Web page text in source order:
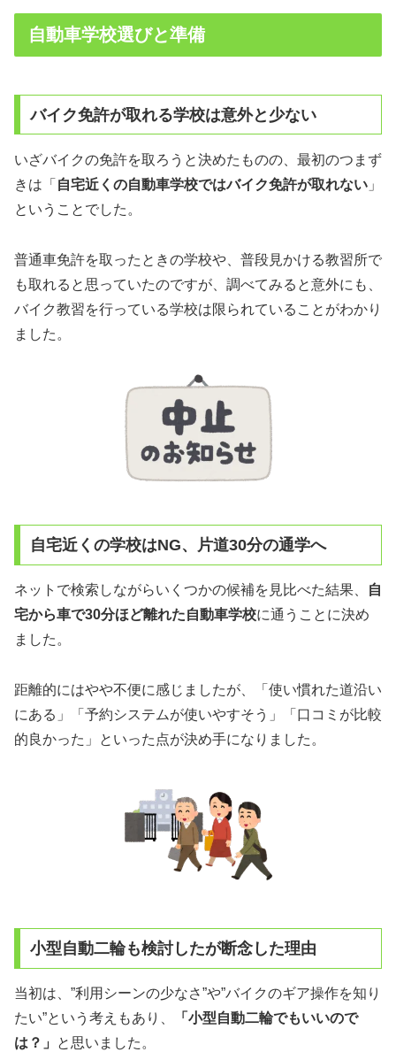
自動車学校選びと準備
バイク免許が取れる学校は意外と少ない
いざバイクの免許を取ろうと決めたものの、最初のつまず
きは「 自宅近くの自動車学校ではバイク免許が取れない 」
ということでした。
普通車免許を取ったときの学校や、普段見かける教習所で
も取れると思っていたのですが、調べてみると意外にも、
バイク教習を行っている学校は限られていることがわかり
ました。
自宅近くの学校はNG、片道30分の通学へ
ネットで検索しながらいくつかの候補を見比べた結果、
自
宅から車で30分ほど離れた自動車学校に通うことに決め
ました。
距離的にはやや不便に感じましたが、「使い慣れた道沿い
にある」「予約システムが使いやすそう」「口コミが比較
的良かった」といった点が決め手になりました。
小型自動二輪も検討したが断念した理由
当初は、”利用シーンの少なさ”や”バイクのギア操作を知り
たい”という考えもあり、
「小型自動二輪でもいいので
は？」
と思いました。